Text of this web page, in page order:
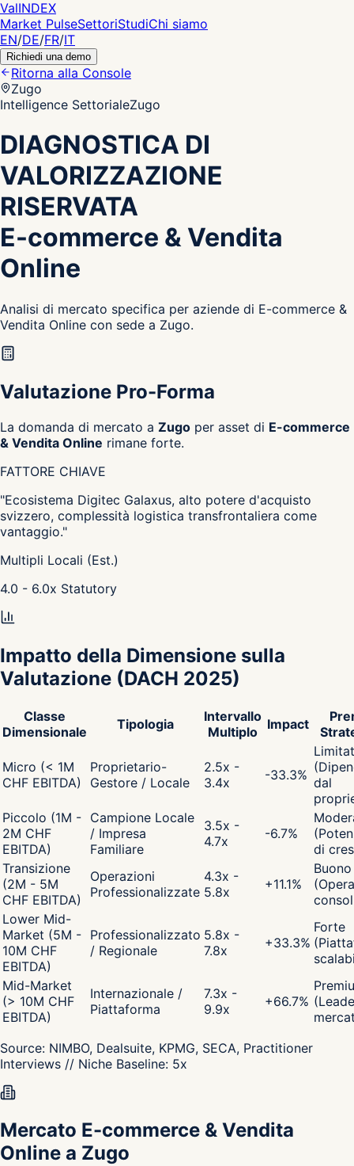
ValINDEX
Market PulseSettoriStudiChi siamo
EN/DE/FR/IT
Richiedi una demo
Ritorna alla Console
Zugo
Intelligence SettorialeZugo
DIAGNOSTICA DI
VALORIZZAZIONE
RISERVATA
E-commerce & Vendita
Online
Analisi di mercato specifica per aziende di E-commerce &
Vendita Online con sede a Zugo.
Valutazione Pro-Forma
La domanda di mercato a Zugo per asset di E-commerce
& Vendita Online rimane forte.
FATTORE CHIAVE
"Ecosistema Digitec Galaxus, alto potere d'acquisto
svizzero, complessità logistica transfrontaliera come
vantaggio."
Multipli Locali (Est.)
4.0 - 6.0x Statutory
Impatto della Dimensione sulla
Valutazione (DACH 2025)
Classe
Dimensionale
Tipologia
Intervallo
Multiplo
Impact
Micro (< 1M
CHF EBITDA)
Proprietario-
Gestore / Locale
2.5x -
3.4x
-33.3% dal
Piccolo (1M -
2M CHF
EBITDA)
Campione Locale
/ Impresa
Familiare
3.5x -
4.7x
-6.7%
di
Transizione
(2M - 5M
CHF EBITDA)
Operazioni
Professionalizzate
4.3x -
5.8x
+11.1%
Buono
Lower Mid-
Market (5M -
10M CHF
EBITDA)
Professionalizzato
/ Regionale
5.8x -
7.8x
+33.3%
Forte
Mid-Market
(> 10M CHF
EBITDA)
Internazionale /
Piattaforma
7.3x -
9.9x
+66.7%
Source: NIMBO, Dealsuite, KPMG, SECA, Practitioner
Interviews // Niche Baseline: 5x
Mercato E-commerce & Vendita
Online a Zugo